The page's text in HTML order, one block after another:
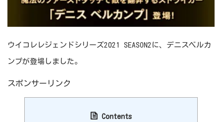
ウイコレレジェンドシリーズ2021 SEASON2に、デニスベルカ
ンプが登場しました。
スポンサーリンク
Contents